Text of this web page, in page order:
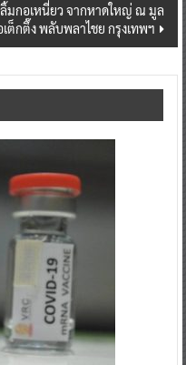
มกอเหนี่ยว จากหาดใหญ่ ณ มูล
ต็กตึ๊ง พลับพลาไชย กรุงเทพฯ